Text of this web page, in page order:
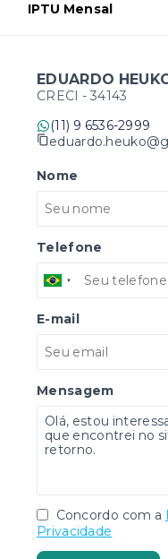
IPTU Mensal
EDUARDO
CRECI - 34143
(11) 9 6536-2999
Nome
Telefone
E-mail
Mensagem
Concordo com a
Privacidade